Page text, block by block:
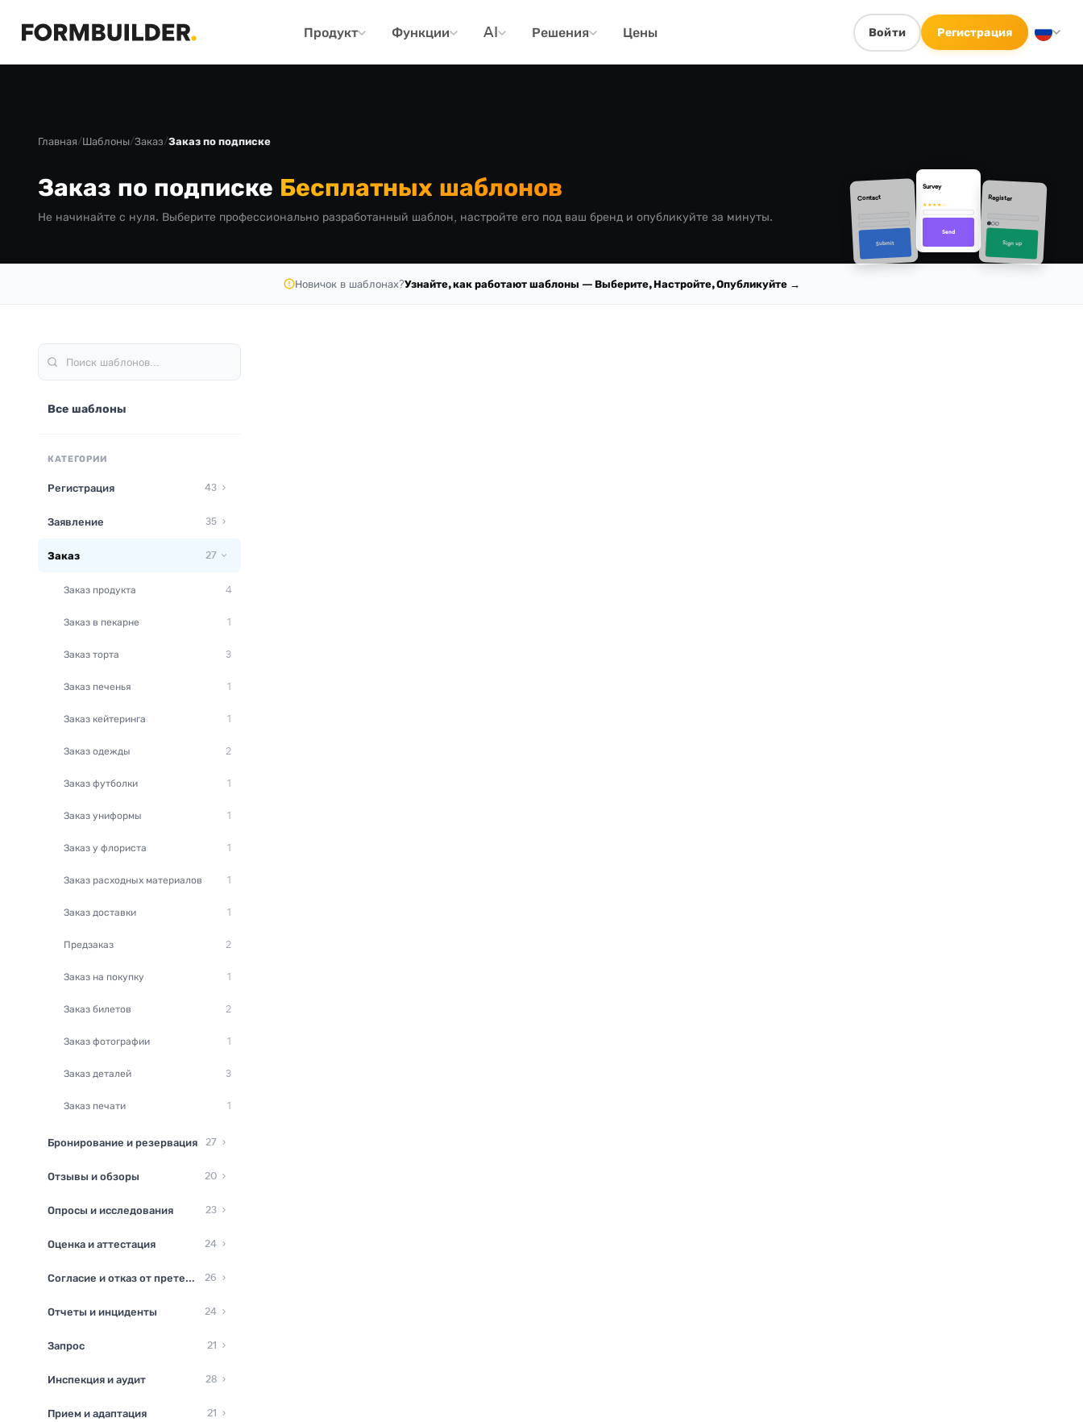
Продукт Функции AI Решения Цены Войти Регистрация
Главная/Шаблоны/Заказ/Заказ по подписке
Заказ по подписке Бесплатных шаблонов
Не начинайте с нуля. Выберите профессионально разработанный шаблон, настройте его под ваш бренд и опубликуйте за минуты.
Contact
Submit
Survey
★★★★☆
Send
Register
Sign up
Новичок в шаблонах?Узнайте, как работают шаблоны — Выберите, Настройте, Опубликуйте →
Все шаблоны
КАТЕГОРИИ
Регистрация 43
Заявление 35
Заказ 27
Заказ продукта 4
Заказ в пекарне 1
Заказ торта 3
Заказ печенья 1
Заказ кейтеринга 1
Заказ одежды 2
Заказ футболки 1
Заказ униформы 1
Заказ у флориста 1
Заказ расходных материалов 1
Заказ доставки 1
Предзаказ 2
Заказ на покупку 1
Заказ билетов 2
Заказ фотографии 1
Заказ деталей 3
Заказ печати 1
Бронирование и резервация 27
Отзывы и обзоры 20
Опросы и исследования 23
Оценка и аттестация 24
Согласие и отказ от претензий 26
Отчеты и инциденты 24
Запрос 21
Инспекция и аудит 28
Прием и адаптация 21